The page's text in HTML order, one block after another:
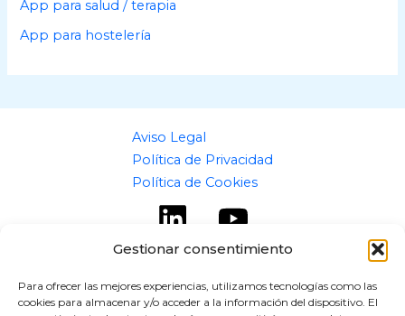
Gestionar consentimiento
Para ofrecer las mejores experiencias, utilizamos tecnologías como las
cookies para almacenar y/o acceder a la información del dispositivo. El
App para salud / terapia
App para hostelería
Aviso Legal
Política de Privacidad
Política de Cookies